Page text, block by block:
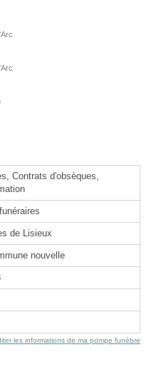
Contrats d'obsèques,
de Lisieux
nouvelle
les informations de ma pompe funèbre